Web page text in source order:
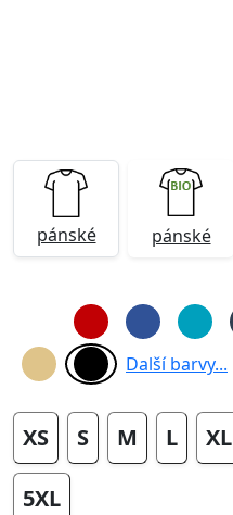
pánské pánské
Další barvy...
XS S M L XL
5XL